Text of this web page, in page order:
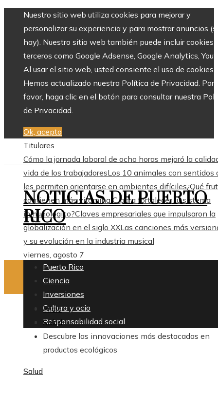
Nuestro sitio web utiliza cookies para mejorar y
personalizar su experiencia y para mostrar anuncios
hay). Nuestro sitio web también puede incluir cookies
terceros como Google Adsense, Google Analytics,
Al usar el sitio web, usted consiente el uso de cookies.
Hemos actualizado nuestra Política de Privacidad. Por
favor, haga clic en el botón para consultar nuestra
de Privacidad.
Ok, acepto
Titulares
Cómo la jornada laboral de ocho horas mejoró la
vida de los trabajadoresLos 10 animales con sentidos
les permiten orientarse en ambientes difíciles¿Qué
contienen más vitamina C para fortalecer tu sistema
inmunológico?Claves empresariales que impulsaron la
globalización en el siglo XXLas canciones más
y su evolución en la industria musical
viernes, agosto 7
NOTICIAS DE PUERTO
RICO
Puerto Rico
Ciencia
Inversiones
Cultura y ocio
Responsabilidad social
Inicio
Salud
Descubre las innovaciones más destacadas en
productos ecológicos
Salud